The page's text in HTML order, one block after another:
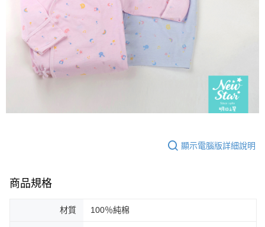
顯示電腦版詳細說明
商品規格
材質 100％純棉